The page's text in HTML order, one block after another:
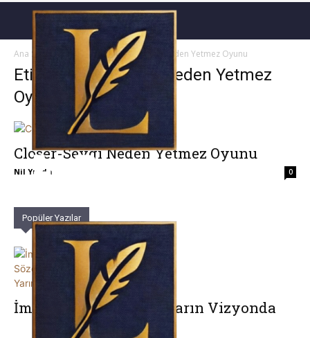
Ana Sayfa Closer-Sevgi Neden Yetmez Oyunu
Etiket: Closer-Sevgi Neden Yetmez
Oyunu
Closer-Sevgi Neden Yetmez Oyunu
Nil Yurda 0
Popüler Yazılar
İmgeler ve Sözcükler Yarın Vizyonda